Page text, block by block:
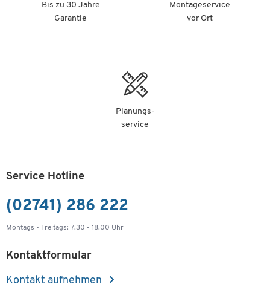
Bis zu 30 Jahre
Garantie
Montageservice
vor Ort
Planungs-
service
Service Hotline
(02741) 286 222
Montags - Freitags: 7.30 - 18.00 Uhr
Kontaktformular
Kontakt aufnehmen